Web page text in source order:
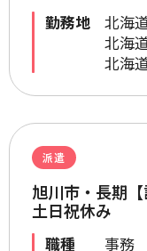
勤務地
北海
北海
北海
派遣
旭川市・長期【
土日祝休み
職種
事務